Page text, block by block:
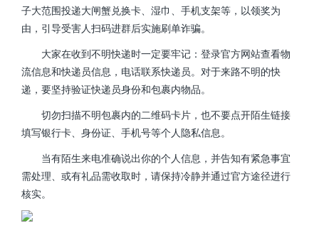
子大范围投递大闸蟹兑换卡、湿巾、手机支架等，以领奖为
由，引导受害人扫码进群后实施刷单诈骗。
大家在收到不明快递时一定要牢记：登录官方网站查看物
流信息和快递员信息，电话联系快递员。对于来路不明的快
递，要坚持验证快递员身份和包裹内物品。
切勿扫描不明包裹内的二维码卡片，也不要点开陌生链接
填写银行卡、身份证、手机号等个人隐私信息。
当有陌生来电准确说出你的个人信息，并告知有紧急事宜
需处理、或有礼品需收取时，请保持冷静并通过官方途径进行
核实。